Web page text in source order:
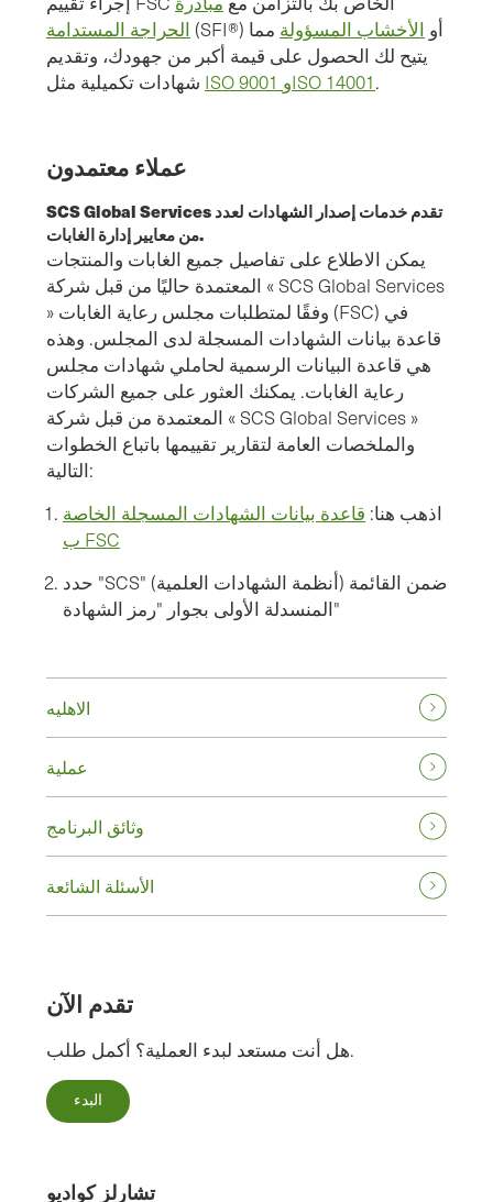
الحراجة المستدامة
(SFI®) أو الأخشاب المسؤولة مما
يتيح لك الحصول على قيمة أكبر من جهودك، وتقديم
ISO 9001 وISO 14001.
عملاء معتمدون
SCS Global Services تقدم خدمات إصدار الشهادات لعدد
من معايير إدارة الغابات.
يمكن الاطلاع على تفاصيل جميع الغابات والمنتجات
المعتمدة حاليًا من قبل شركة « SCS Global Services
» وفقًا لمتطلبات مجلس رعاية الغابات (FSC) في
قاعدة بيانات الشهادات المسجلة لدى المجلس. وهذه
هي قاعدة البيانات الرسمية لحاملي شهادات مجلس
رعاية الغابات. يمكنك العثور على جميع الشركات
المعتمدة من قبل شركة « SCS Global Services »
والملخصات العامة لتقارير تقييمها باتباع الخطوات
التالية:
اذهب هنا: قاعدة بيانات الشهادات المسجلة الخاصة
ب FSC
حدد "SCS" (أنظمة الشهادات العلمية) ضمن القائمة
المنسدلة الأولى بجوار "رمز الشهادة"
الاهليه
عملية
وثائق البرنامج
الأسئلة الشائعة
تقدم الآن
هل أنت مستعد لبدء العملية؟ أكمل طلب.
البدء
تشارلز كواديو